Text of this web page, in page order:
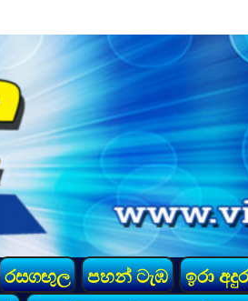
රසගඟුල පහන් ටැඹ
ඉරා